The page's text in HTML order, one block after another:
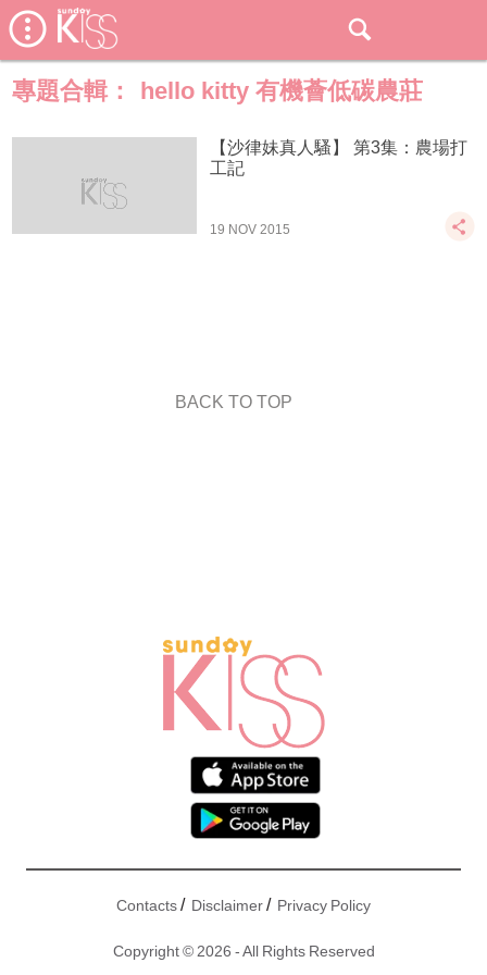
專題合輯： hello kitty 有機薈低碳農莊
【沙律妹真人騷】 第3集：農場打
工記
19 NOV 2015
BACK TO TOP
Contacts/ Disclaimer/ Privacy Policy
Copyright © 2026 - All Rights Reserved